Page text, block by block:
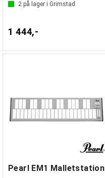
2 på lager i Grimstad
1 444,-
Pearl EM1 Malletstation